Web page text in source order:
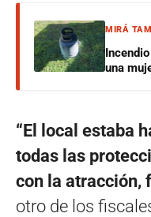
MIRÁ
una
“El local estaba
todas las
con la atracción,
otro de los